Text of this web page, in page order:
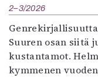
2–3/2026
Suuren osan siitä
kustantamot.
kymmenen